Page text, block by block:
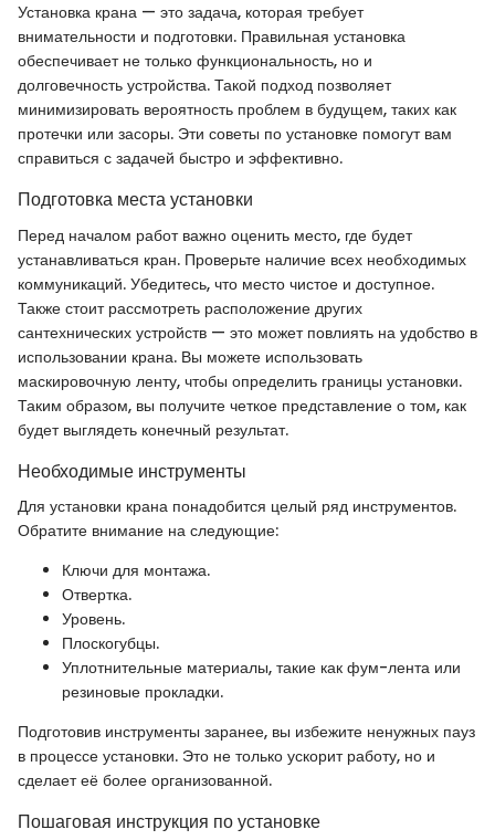
Установка крана — это задача, которая требует
внимательности и подготовки. Правильная установка
обеспечивает не только функциональность, но и
долговечность устройства. Такой подход позволяет
минимизировать вероятность проблем в будущем, таких как
протечки или засоры. Эти советы по установке помогут вам
справиться с задачей быстро и эффективно.
Подготовка места установки
Перед началом работ важно оценить место, где будет
устанавливаться кран. Проверьте наличие всех необходимых
коммуникаций. Убедитесь, что место чистое и доступное.
Также стоит рассмотреть расположение других
сантехнических устройств — это может повлиять на удобство в
использовании крана. Вы можете использовать
маскировочную ленту, чтобы определить границы установки.
Таким образом, вы получите четкое представление о том, как
будет выглядеть конечный результат.
Необходимые инструменты
Для установки крана понадобится целый ряд инструментов.
Обратите внимание на следующие:
Ключи для монтажа.
Отвертка.
Уровень.
Плоскогубцы.
Уплотнительные материалы, такие как фум-лента или
резиновые прокладки.
Подготовив инструменты заранее, вы избежите ненужных пауз
в процессе установки. Это не только ускорит работу, но и
сделает её более организованной.
Пошаговая инструкция по установке